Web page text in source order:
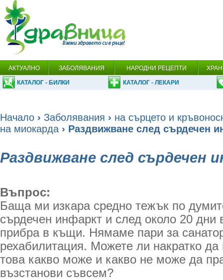
АКТУАЛНО ЗАБОЛЯВАНИЯ НАРОДНИ РЕЦЕПТИ
КАТАЛОГ - БИЛКИ КАТАЛОГ - ЛЕКАРИ
Начало › Заболявания › на сърцето и
на миокарда › Раздвижване след сърдечен
Раздвижване след сърдечен
Въпрос:
Баща ми изкара средно тежък по
сърдечен инфаркт и след около 20 дни
прибра в къщи. Нямаме пари за
рехабилитация. Можете ли накратко да
това какво може и какво не може да
възстанови съвсем?